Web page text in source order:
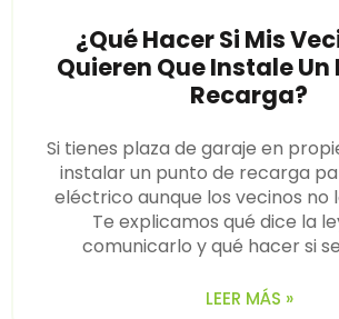
¿Qué Hacer Si Mis
Quieren Que Instale Un
Recarga?
Si tienes plaza de garaje en
instalar un punto de recarga
eléctrico aunque los vecinos no
Te explicamos qué dice la
comunicarlo y qué hacer si
LEER MÁS »